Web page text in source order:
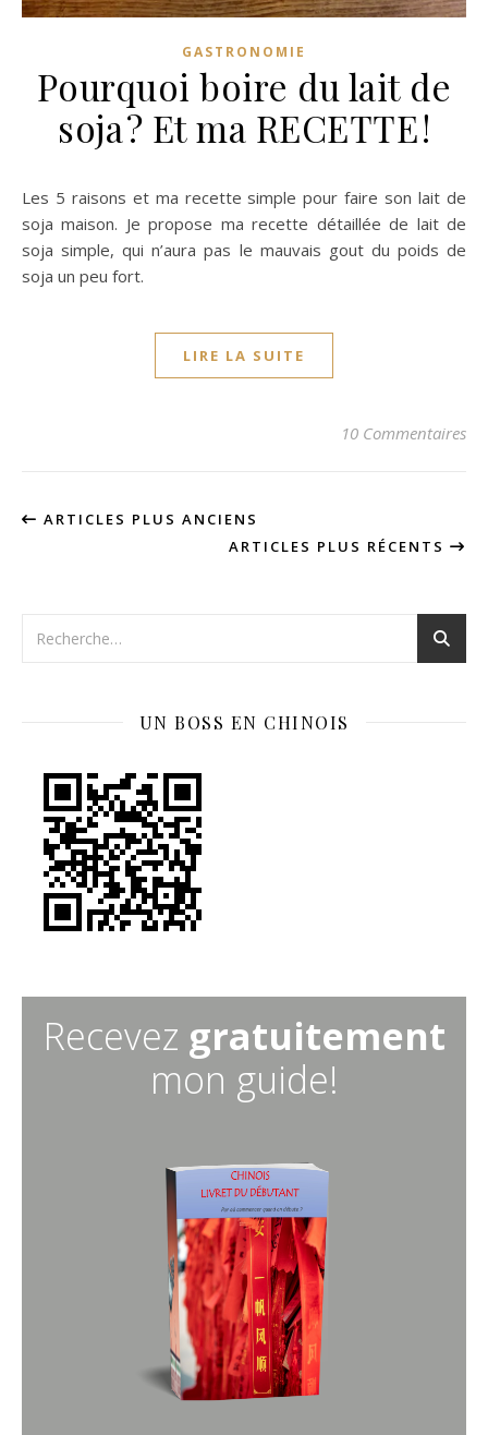
GASTRONOMIE
Pourquoi boire du lait de
soja ? Et ma RECETTE !
Les 5 raisons et ma recette simple pour faire son lait de
soja maison. Je propose ma recette détaillée de lait de
soja simple, qui n’aura pas le mauvais gout du poids de
soja un peu fort.
LIRE LA SUITE
10 Commentaires
ARTICLES PLUS ANCIENS
ARTICLES PLUS RÉCENTS
UN BOSS EN CHINOIS
Recevez gratuitement
mon guide!